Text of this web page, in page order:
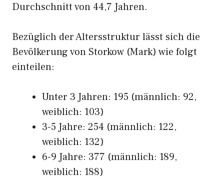
Durchschnitt von 44,7 Jahren.
Bezüglich der Altersstruktur lässt sich die
Bevölkerung von Storkow (Mark) wie folgt
einteilen:
Unter 3 Jahren: 195 (männlich: 92,
weiblich: 103)
3-5 Jahre: 254 (männlich: 122,
weiblich: 132)
6-9 Jahre: 377 (männlich: 189,
weiblich: 188)